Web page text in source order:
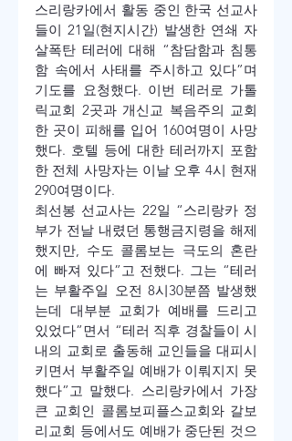
스리랑카에서 활동 중인 한국 선교사
들이 21일(현지시간) 발생한 연쇄 자
살폭탄 테러에 대해 “참담함과 침통
함 속에서 사태를 주시하고 있다”며
기도를 요청했다. 이번 테러로 가톨
릭교회 2곳과 개신교 복음주의 교회
한 곳이 피해를 입어 160여명이 사망
했다. 호텔 등에 대한 테러까지 포함
한 전체 사망자는 이날 오후 4시 현재
290여명이다.
최선봉 선교사는 22일 “스리랑카 정
부가 전날 내렸던 통행금지령을 해제
했지만, 수도 콜롬보는 극도의 혼란
에 빠져 있다”고 전했다. 그는 “테러
는 부활주일 오전 8시30분쯤 발생했
는데 대부분 교회가 예배를 드리고
있었다”면서 “테러 직후 경찰들이 시
내의 교회로 출동해 교인들을 대피시
키면서 부활주일 예배가 이뤄지지 못
했다”고 말했다. 스리랑카에서 가장
큰 교회인 콜롬보피플스교회와 갈보
리교회 등에서도 예배가 중단된 것으